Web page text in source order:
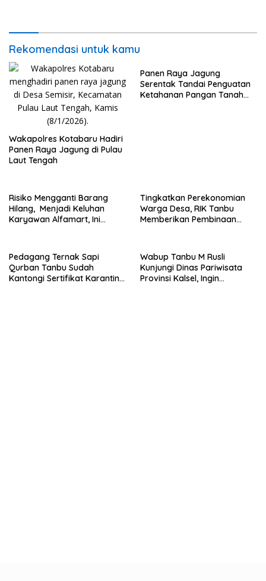
Rekomendasi untuk kamu
Wakapolres Kotabaru Hadiri
Panen Raya Jagung di Pulau
Laut Tengah
Panen Raya Jagung
Serentak Tandai Penguatan
Ketahanan Pangan Tanah
Risiko Mengganti Barang
Hilang, Menjadi Keluhan
Karyawan Alfamart, Ini
Tingkatkan Perekonomian
Warga Desa, RIK Tanbu
Memberikan Pembinaan
Pedagang Ternak Sapi
Qurban Tanbu Sudah
Kantongi Sertifikat Karantina
Wabup Tanbu M Rusli
Kunjungi Dinas Pariwisata
Provinsi Kalsel, Ingin